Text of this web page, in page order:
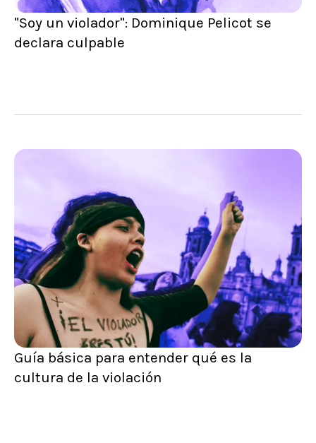
"Soy un violador": Dominique Pelicot se
declara culpable
Guía básica para entender qué es la
cultura de la violación